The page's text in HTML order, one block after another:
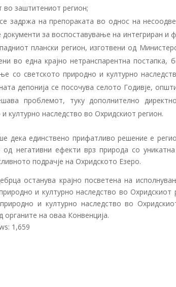
во заштитениот регион;
задржа на препораката во однос на
документи за воспоставување на интегриран
плански регион, изготвени од
во една крајно нетранспарентна
со светското природно и културно
депонија се посочува селото Годивје,
проблемот, туку дополнително
културно наследство во Охридскиот регион.
дека единствено прифатливо решение е
од негативни ефекти врз природа со
подрачје на Охридското Езеро.
останува крајно посветена на
и културно наследство во
и културно наследство во
органите на оваа Конвенција.
1,659